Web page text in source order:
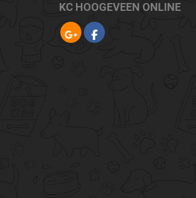
KC HOOGEVEEN ONLINE